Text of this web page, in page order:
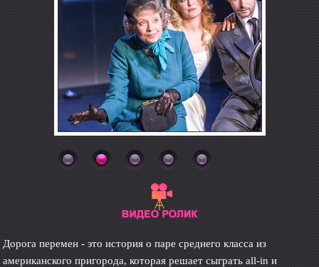
Дорога перемен - это история о паре среднего класса из
американского пригорода, которая решает сыграть all-in и